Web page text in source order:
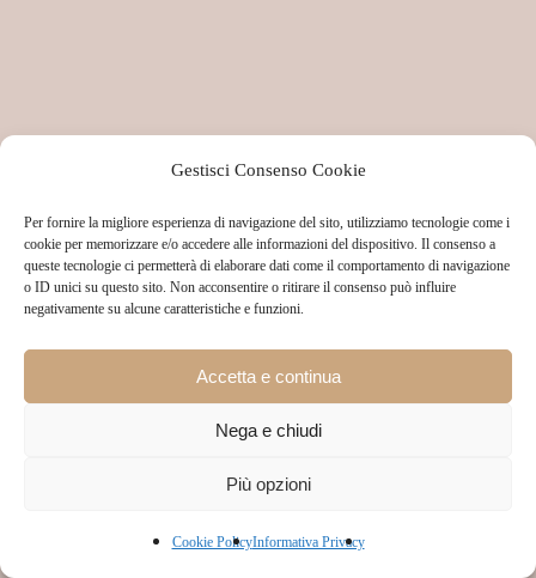
Gestisci Consenso Cookie
Per fornire la migliore esperienza di navigazione del sito, utilizziamo tecnologie come i
cookie per memorizzare e/o accedere alle informazioni del dispositivo. Il consenso a
queste tecnologie ci permetterà di elaborare dati come il comportamento di navigazione
o ID unici su questo sito. Non acconsentire o ritirare il consenso può influire
negativamente su alcune caratteristiche e funzioni.
Accetta e continua
Nega e chiudi
Più opzioni
Cookie PolicyInformativa Privacy